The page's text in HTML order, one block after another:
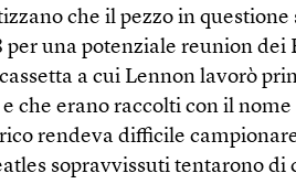
che il pezzo in questione
per una potenziale reunion dei
a cui Lennon lavorò
che erano raccolti con il
rendeva difficile
sopravvissuti tentarono di